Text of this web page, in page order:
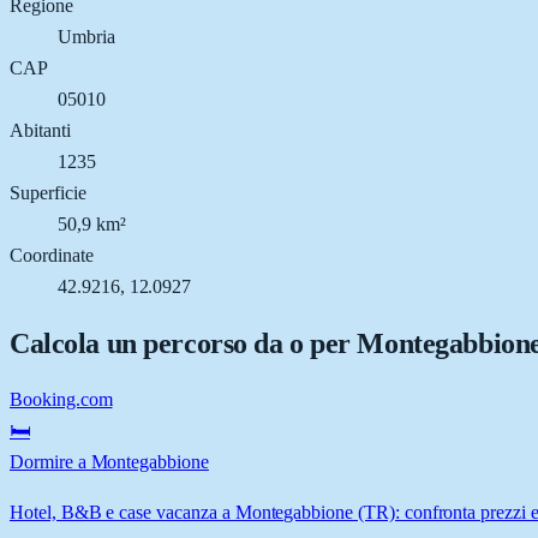
Regione
Umbria
CAP
05010
Abitanti
1235
Superficie
50,9 km²
Coordinate
42.9216, 12.0927
Calcola un percorso da o per
Booking.com
🛏️
Dormire a Montegabbione
Hotel, B&B e case vacanza a Montegabbione (TR): confronta prezzi